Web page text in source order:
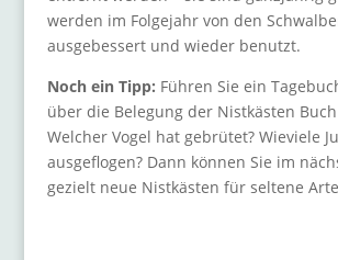
werden im Folgejahr von den
ausgebessert und wieder benutzt.
Noch ein Tipp: Führen Sie ein
über die Belegung der Nistkästen
Welcher Vogel hat gebrütet? Wieviele
ausgeflogen? Dann können Sie im
gezielt neue Nistkästen für seltene